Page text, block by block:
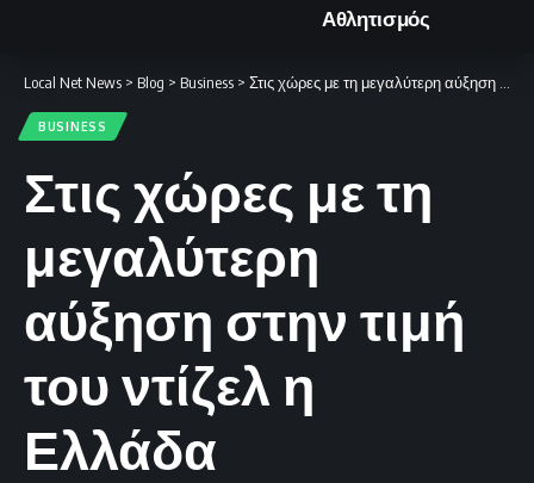
Αθλητισμός
Local Net News > Blog > Business > Στις χώρες με τη μεγαλύτερη αύξηση στην τιμή του ντίζελ η Ελλάδα
BUSINESS
Στις χώρες με τη
μεγαλύτερη
αύξηση στην τιμή
του ντίζελ η
Ελλάδα